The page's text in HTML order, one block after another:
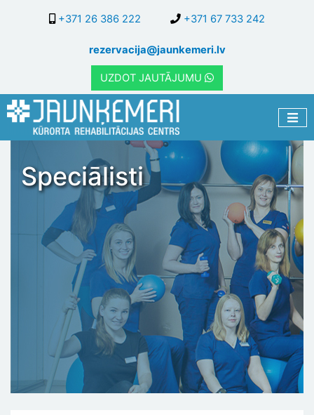
galveno
saturu
+371 26 386 222 +371 67 733 242
rezervacija@jaunkemeri.lv
UZDOT JAUTĀJUMU
Speciālisti